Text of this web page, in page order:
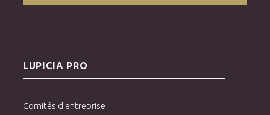
LUPICIA PRO
Comités d'entreprise